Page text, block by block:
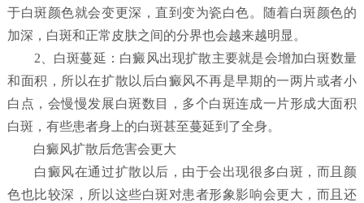
于白斑颜色就会变更深，直到变为瓷白色。随着白斑颜色的
加深，白斑和正常皮肤之间的分界也会越来越明显。
2、白斑蔓延：白癜风出现扩散主要就是会增加白斑数量
和面积，所以在扩散以后白癜风不再是早期的一两片或者小
白点，会慢慢发展白斑数目，多个白斑连成一片形成大面积
白斑，有些患者身上的白斑甚至蔓延到了全身。
白癜风扩散后危害会更大
白癜风在通过扩散以后，由于会出现很多白斑，而且颜
色也比较深，所以这些白斑对患者形象影响会更大，而且还